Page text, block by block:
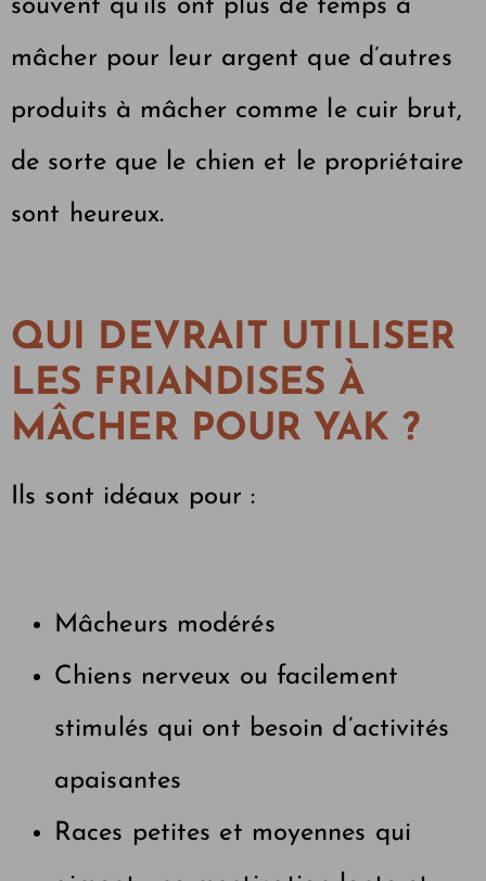
souvent qu’ils ont plus de temps à
mâcher pour leur argent que d’autres
produits à mâcher comme le cuir brut,
de sorte que le chien et le propriétaire
sont heureux.
QUI DEVRAIT UTILISER
LES FRIANDISES À
MÂCHER POUR YAK ?
Ils sont idéaux pour :
Mâcheurs modérés
Chiens nerveux ou facilement
stimulés qui ont besoin d’activités
apaisantes
Races petites et moyennes qui